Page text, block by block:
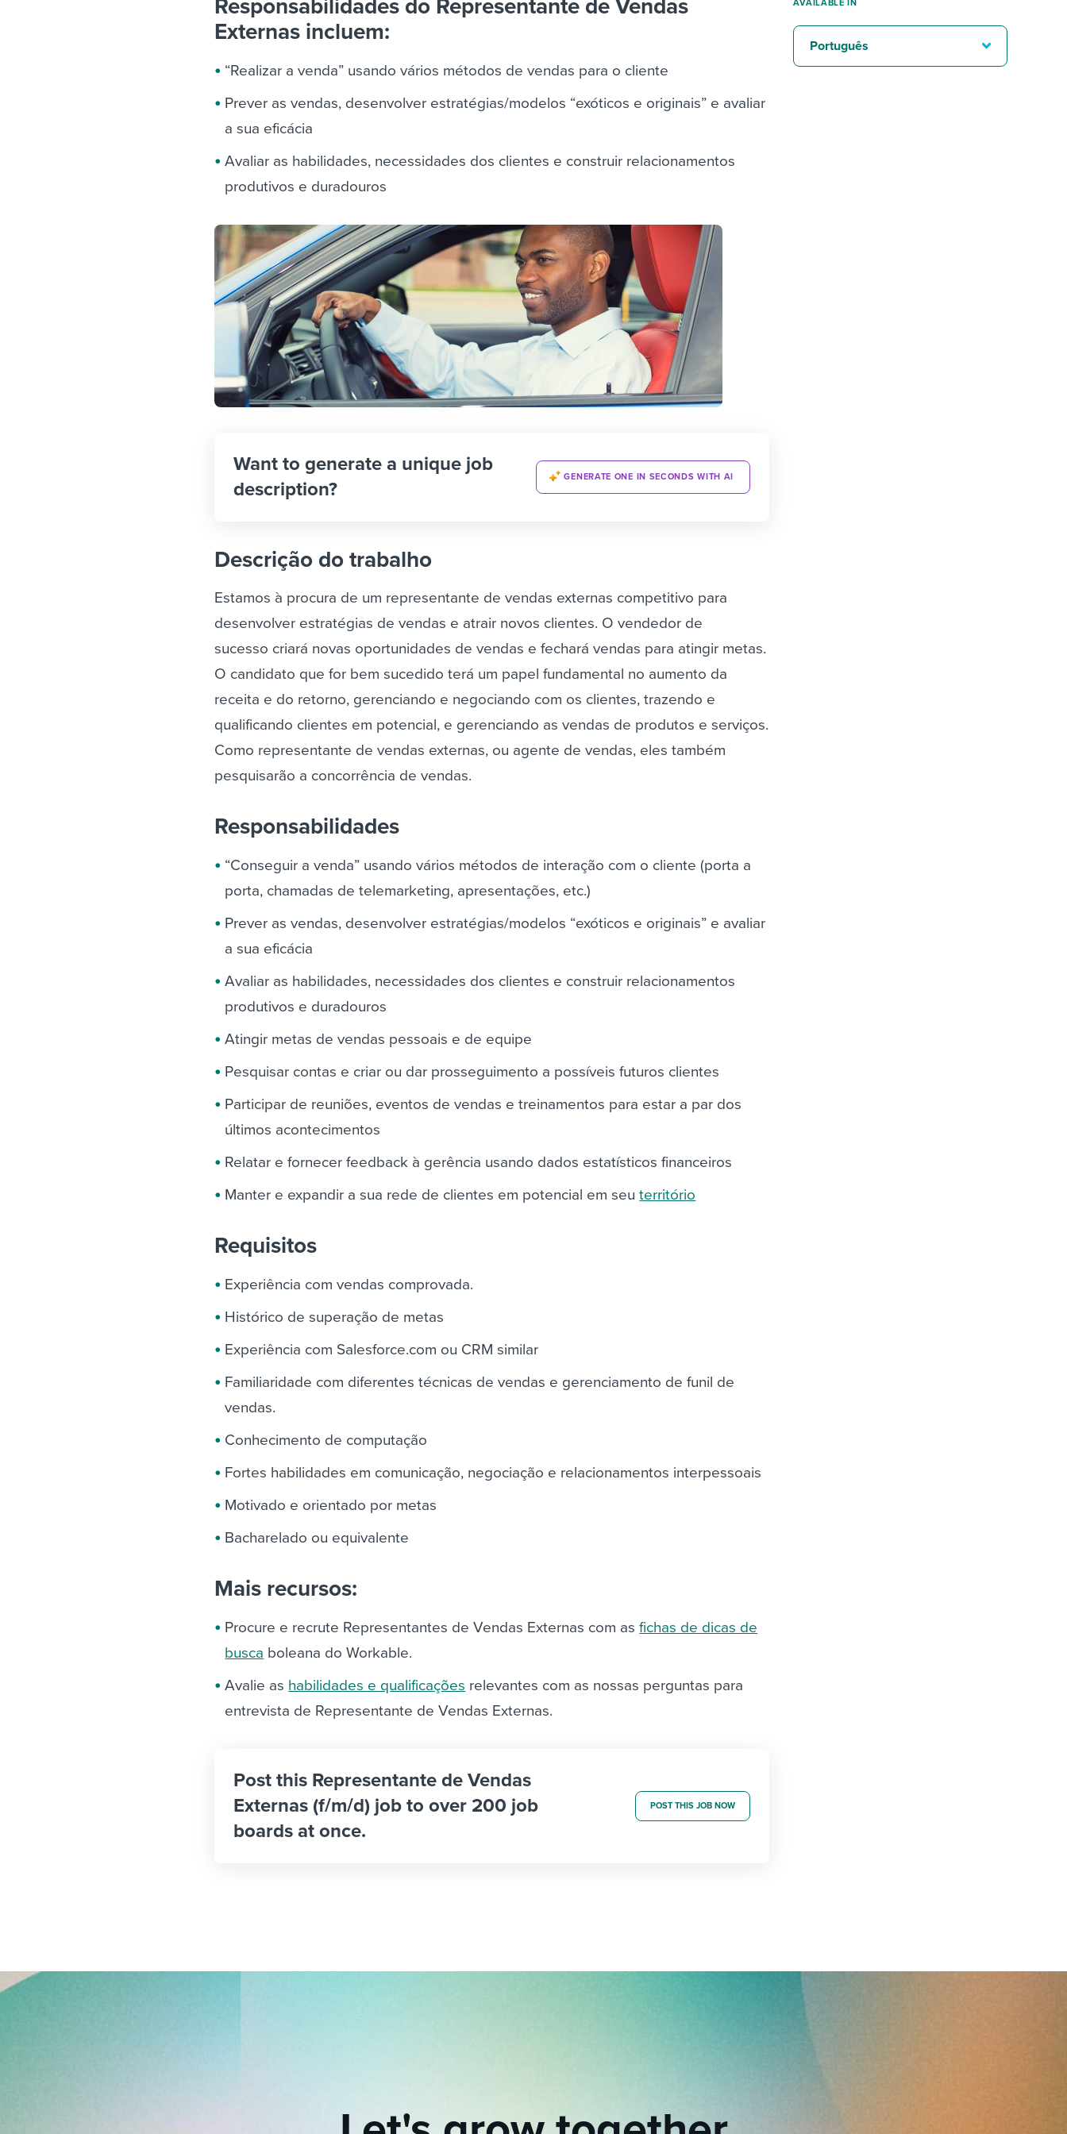
Responsabilidades do Representante de Vendas
Externas incluem:
“Realizar a venda” usando vários métodos de vendas para o cliente
Prever as vendas, desenvolver estratégias/modelos “exóticos e originais” e avaliar
a sua eficácia
Avaliar as habilidades, necessidades dos clientes e construir relacionamentos
produtivos e duradouros
Want to generate a unique job
description?
GENERATE ONE IN SECONDS WITH AI
Descrição do trabalho
Estamos à procura de um representante de vendas externas competitivo para
desenvolver estratégias de vendas e atrair novos clientes. O vendedor de
sucesso criará novas oportunidades de vendas e fechará vendas para atingir metas.
O candidato que for bem sucedido terá um papel fundamental no aumento da
receita e do retorno, gerenciando e negociando com os clientes, trazendo e
qualificando clientes em potencial, e gerenciando as vendas de produtos e serviços.
Como representante de vendas externas, ou agente de vendas, eles também
pesquisarão a concorrência de vendas.
Responsabilidades
“Conseguir a venda” usando vários métodos de interação com o cliente (porta a
porta, chamadas de telemarketing, apresentações, etc.)
Prever as vendas, desenvolver estratégias/modelos “exóticos e originais” e avaliar
a sua eficácia
Avaliar as habilidades, necessidades dos clientes e construir relacionamentos
produtivos e duradouros
Atingir metas de vendas pessoais e de equipe
Pesquisar contas e criar ou dar prosseguimento a possíveis futuros clientes
Participar de reuniões, eventos de vendas e treinamentos para estar a par dos
últimos acontecimentos
Relatar e fornecer feedback à gerência usando dados estatísticos financeiros
Manter e expandir a sua rede de clientes em potencial em seuterritório
Requisitos
Experiência com vendas comprovada.
Histórico de superação de metas
Experiência com Salesforce.com ou CRM similar
Familiaridade com diferentes técnicas de vendas e gerenciamento de funil de
vendas.
Conhecimento de computação
Fortes habilidades em comunicação, negociação e relacionamentos interpessoais
Motivado e orientado por metas
Bacharelado ou equivalente
Mais recursos:
Procure e recrute Representantes de Vendas Externas com asfichas de dicas de
busca boleana do Workable.
Avalie as habilidades e qualificações relevantes com as nossas perguntas para
entrevista de Representante de Vendas Externas.
Post this Representante de Vendas
Externas (f/m/d) job to over 200 job
boards at once.
POST THIS JOB NOW
AVAILABLE IN
Português